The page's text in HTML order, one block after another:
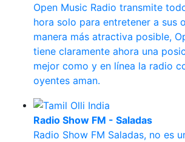
Open Music Radio transmite
hora solo para entretener a sus
manera más atractiva posible,
tiene claramente ahora una
mejor como y en línea la radio
oyentes aman.
Radio Show FM - Saladas
Radio Show FM Saladas, no es